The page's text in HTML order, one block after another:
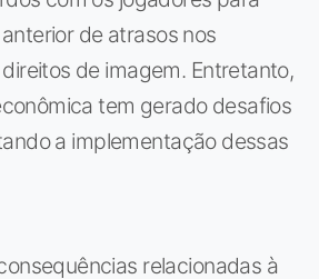
de atrasos nos
de imagem. Entretanto,
tem gerado desafios
a implementação dessas
relacionadas à